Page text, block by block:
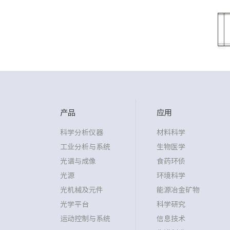
产品
科学分析仪器
工业分析与系统
光谱与成像
光源
光机械及元件
光学平台
运动控制与系统
应用
材料科学
生物医学
食药环侦
环境科学
能源冶金矿物
科学研究
信息技术